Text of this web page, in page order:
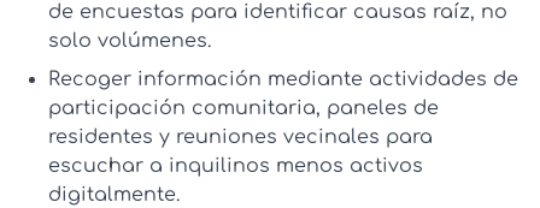
de encuestas para identificar causas raíz, no
solo volúmenes.
Recoger información mediante actividades de
participación comunitaria, paneles de
residentes y reuniones vecinales para
escuchar a inquilinos menos activos
digitalmente.